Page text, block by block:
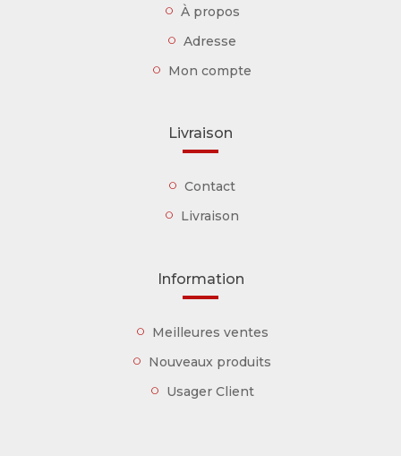
À propos
Adresse
Mon compte
Livraison
Contact
Livraison
Information
Meilleures ventes
Nouveaux produits
Usager Client